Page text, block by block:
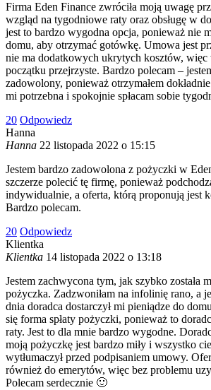
Firma Eden Finance zwróciła moją uwagę
wzgląd na tygodniowe raty oraz obsługę w
jest to bardzo wygodna opcja, ponieważ nie
domu, aby otrzymać gotówkę. Umowa jest
nie ma dodatkowych ukrytych kosztów, więc
początku przejrzyste. Bardzo polecam –
zadowolony, ponieważ otrzymałem
mi potrzebna i spokojnie spłacam sobie
20 Odpowiedz
Hanna
Hanna 22 listopada 2022 o 15:15
Jestem bardzo zadowolona z pożyczki w
szczerze polecić tę firmę, ponieważ
indywidualnie, a oferta, którą proponują jest
Bardzo polecam.
20 Odpowiedz
Klientka
Klientka 14 listopada 2022 o 13:18
Jestem zachwycona tym, jak szybko została
pożyczka. Zadzwoniłam na infolinię rano, a
dnia doradca dostarczył mi pieniądze do
się forma spłaty pożyczki, ponieważ to
raty. Jest to dla mnie bardzo wygodne.
moją pożyczkę jest bardzo miły i wszystko
wytłumaczył przed podpisaniem umowy.
również do emerytów, więc bez problemu
Polecam serdecznie 🙂